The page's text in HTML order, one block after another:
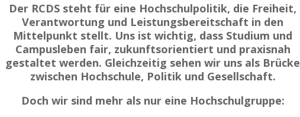
Der RCDS steht für eine Hochschulpolitik, die Freiheit,
Verantwortung und Leistungsbereitschaft in den
Mittelpunkt stellt. Uns ist wichtig, dass Studium und
Campusleben fair, zukunftsorientiert und praxisnah
gestaltet werden. Gleichzeitig sehen wir uns als Brücke
zwischen Hochschule, Politik und Gesellschaft.
Doch wir sind mehr als nur eine Hochschulgruppe: